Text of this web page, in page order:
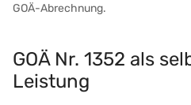
GOÄ-Abrechnung.
GOÄ Nr. 1352 als
Leistung